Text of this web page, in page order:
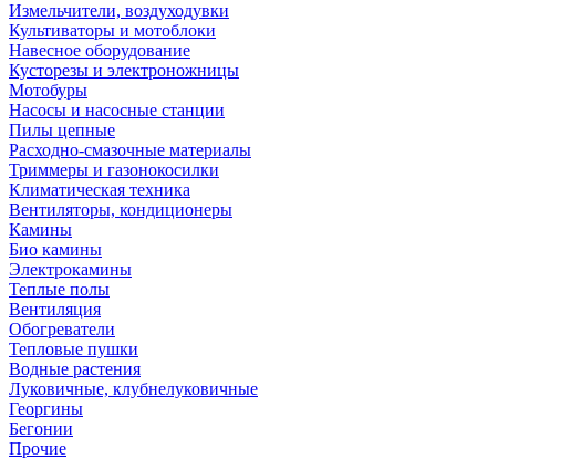
Измельчители, воздуходувки
Культиваторы и мотоблоки
Навесное оборудование
Кусторезы и электроножницы
Мотобуры
Насосы и насосные станции
Пилы цепные
Расходно-смазочные материалы
Триммеры и газонокосилки
Климатическая техника
Вентиляторы, кондиционеры
Камины
Био камины
Электрокамины
Теплые полы
Вентиляция
Обогреватели
Тепловые пушки
Водные растения
Луковичные, клубнелуковичные
Георгины
Бегонии
Прочие